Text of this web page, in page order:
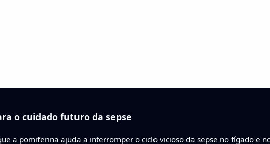
o cuidado futuro da sepse
a pomiferina ajuda a interromper o ciclo vicioso da sepse no fígado e